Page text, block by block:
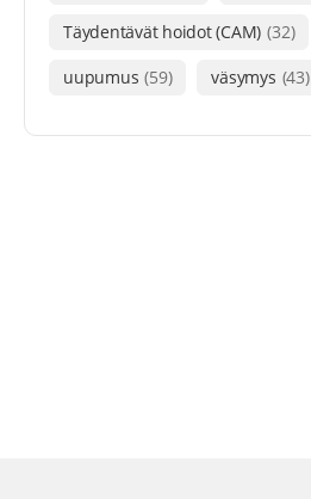
Täydentävät hoidot (CAM) (32)
uupumus (59) väsymys (43)